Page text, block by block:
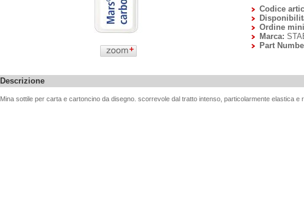
Descrizione
Mina sottile per carta e cartoncino da disegno. scorrevole dal tratto intenso, particolarmente elastica e
Codice
Ordine
Marca:
Part